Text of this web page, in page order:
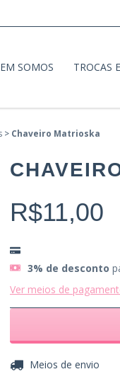
SOMOS TROCAS
> Chaveiro Matrioska
R$11,00
3% de desconto
Ver meios de
Entregas para o CEP:
Meios de envio